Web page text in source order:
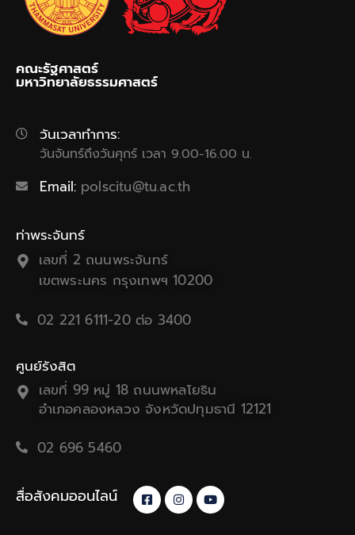
คณะรัฐศาสตร์
มหาวิทยาลัยธรรมศาสตร์
วันเวลาทำการ:
วันจันทร์ถึงวันศุกร์ เวลา 9.00-16.00 น.
Email: polscitu@tu.ac.th
ท่าพระจันทร์
เลขที่ 2 ถนนพระจันทร์
เขตพระนคร กรุงเทพฯ 10200
02 221 6111-20 ต่อ 3400
ศูนย์รังสิต
เลขที่ 99 หมู่ 18 ถนนพหลโยธิน
อำเภอคลองหลวง จังหวัดปทุมธานี 12121
02 696 5460
สื่อสังคมออนไลน์